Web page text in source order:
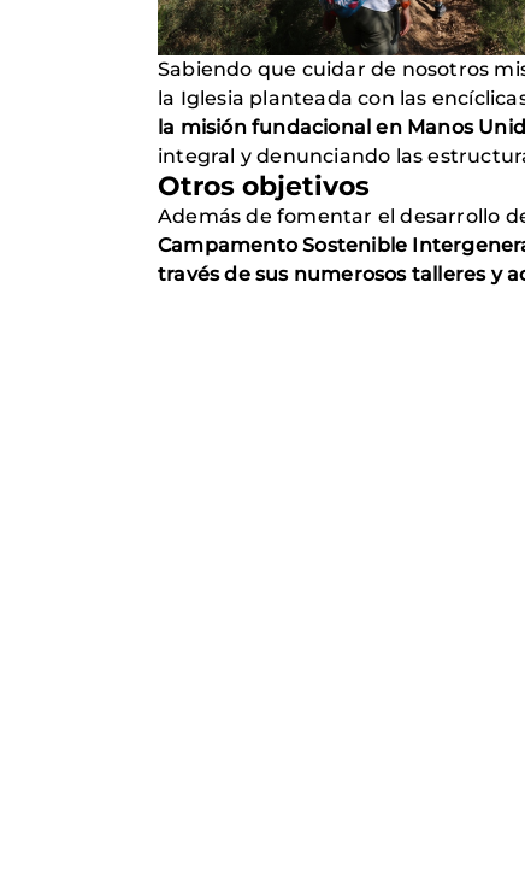
Sabiendo que cuidar de nosotros
la Iglesia planteada con las
la misión fundacional en Manos
integral y denunciando las
Otros objetivos
Además de fomentar el desarrollo
Campamento Sostenible
través de sus numerosos talleres y